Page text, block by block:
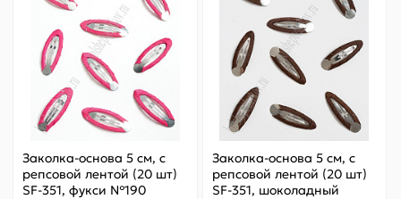
Заколка-основа 5 см, с
репсовой лентой (20 шт)
SF-351, фукси №190
Заколка-основа 5 см, с
репсовой лентой (20 шт)
SF-351, шоколадный